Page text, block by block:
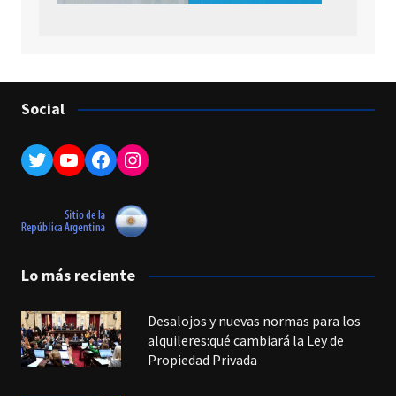
Social
Twitter
YouTube
Facebook
Instagram
Lo más reciente
Desalojos y nuevas normas para los
alquileres:qué cambiará la Ley de
Propiedad Privada